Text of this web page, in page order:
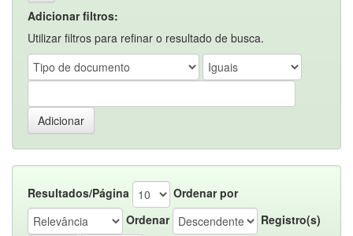
Adicionar filtros:
Utilizar filtros para refinar o resultado de busca.
Resultados/Página
Ordenar por
Ordenar
Registro(s)